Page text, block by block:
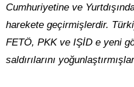
Cumhuriyetine ve
harekete geçirmişlerdir.
FETÖ, PKK ve IŞİD e yeni
saldırılarını